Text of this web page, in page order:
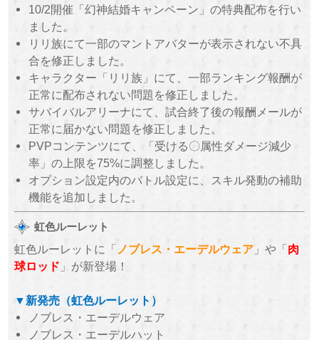
10/2開催「幻神結婚キャンペーン」の特典配布を行い
ました。
リリ族にて一部のマントアバターが表示されない不具
合を修正しました。
キャラクター「リリ族」にて、一部ランキング報酬が
正常に配布されない問題を修正しました。
サバイバルアリーナにて、試合終了後の報酬メールが
正常に届かない問題を修正しました。
PVPコンテンツにて、「受ける〇属性ダメージ減少
率」の上限を75%に調整しました。
オプション設定内のバトル設定に、スキル発動の補助
機能を追加しました。
虹色ルーレット
虹色ルーレットに「 ノブレス・エーデルウェア」や「肉
球ロッド 」が新登場！
▼新発売（虹色ルーレット）
ノブレス・エーデルウェア
ノブレス・エーデルハット